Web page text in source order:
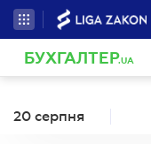
БУХГАЛТЕР.UA
20 серпня